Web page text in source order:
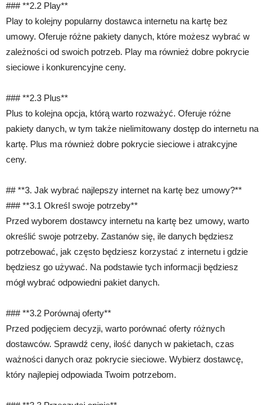
### **2.2 Play**
Play to kolejny popularny dostawca internetu na kartę bez
umowy. Oferuje różne pakiety danych, które możesz wybrać w
zależności od swoich potrzeb. Play ma również dobre pokrycie
sieciowe i konkurencyjne ceny.
### **2.3 Plus**
Plus to kolejna opcja, którą warto rozważyć. Oferuje różne
pakiety danych, w tym także nielimitowany dostęp do internetu na
kartę. Plus ma również dobre pokrycie sieciowe i atrakcyjne
ceny.
## **3. Jak wybrać najlepszy internet na kartę bez umowy?**
### **3.1 Określ swoje potrzeby**
Przed wyborem dostawcy internetu na kartę bez umowy, warto
określić swoje potrzeby. Zastanów się, ile danych będziesz
potrzebować, jak często będziesz korzystać z internetu i gdzie
będziesz go używać. Na podstawie tych informacji będziesz
mógł wybrać odpowiedni pakiet danych.
### **3.2 Porównaj oferty**
Przed podjęciem decyzji, warto porównać oferty różnych
dostawców. Sprawdź ceny, ilość danych w pakietach, czas
ważności danych oraz pokrycie sieciowe. Wybierz dostawcę,
który najlepiej odpowiada Twoim potrzebom.